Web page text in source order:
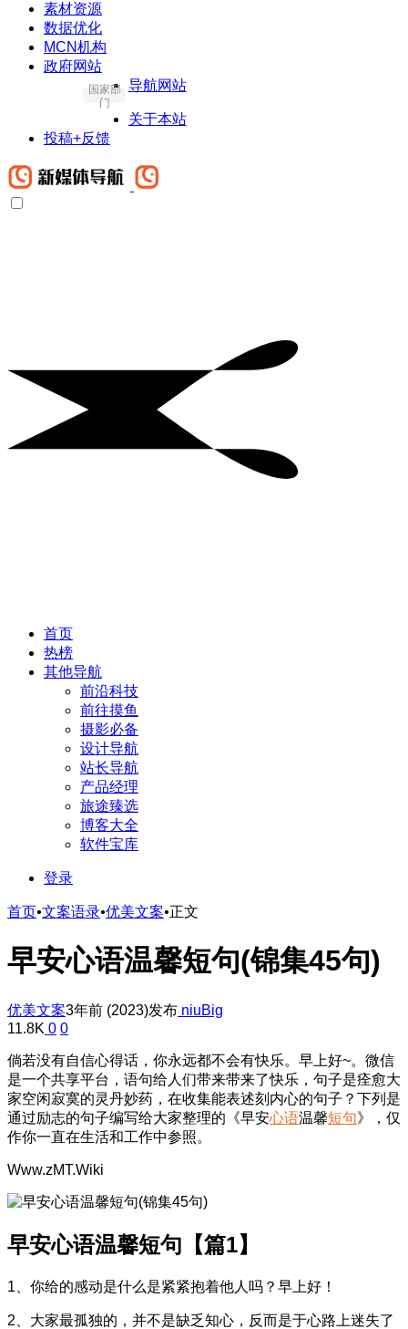
素材资源
数据优化
MCN机构
政府网站
国家部
门
导航网站
关于本站
投稿+反馈
首页
热榜
其他导航
前沿科技
前往摸鱼
摄影必备
设计导航
站长导航
产品经理
旅途臻选
博客大全
软件宝库
登录
首页•文案语录•优美文案•正文
早安心语温馨短句(锦集45句)
优美文案3年前 (2023)发布 niuBig
11.8K 0 0
倘若没有自信心得话，你永远都不会有快乐。早上好~。微信
是一个共享平台，语句给人们带来带来了快乐，句子是痊愈大
家空闲寂寞的灵丹妙药，在收集能表述刻内心的句子？下列是
通过励志的句子编写给大家整理的《早安心语温馨短句》，仅
作你一直在生活和工作中参照。
Www.zMT.Wiki
早安心语温馨短句【篇1】
1、你给的感动是什么是紧紧抱着他人吗？早上好！
2、大家最孤独的，并不是缺乏知心，反而是于心路上迷失了